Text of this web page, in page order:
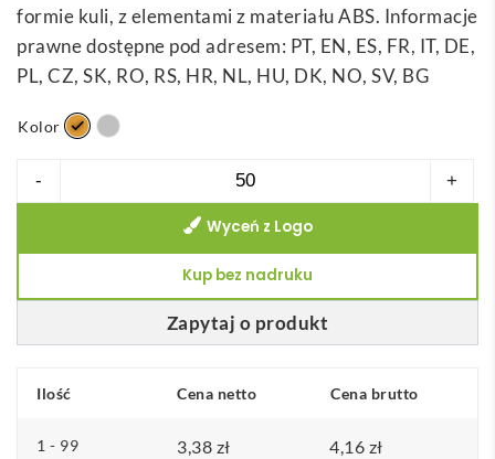
formie kuli, z elementami z materiału ABS. Informacje
prawne dostępne pod adresem: PT, EN, ES, FR, IT, DE,
PL, CZ, SK, RO, RS, HR, NL, HU, DK, NO, SV, BG
Kolor
-
ALBA.
opakowaniu
kuli,
+
Zapytaj o produkt
Wyceń z Logo
Kup bez nadruku
Ilość Cena netto Cena brutto
1 - 99 3,38 zł 4,16 zł